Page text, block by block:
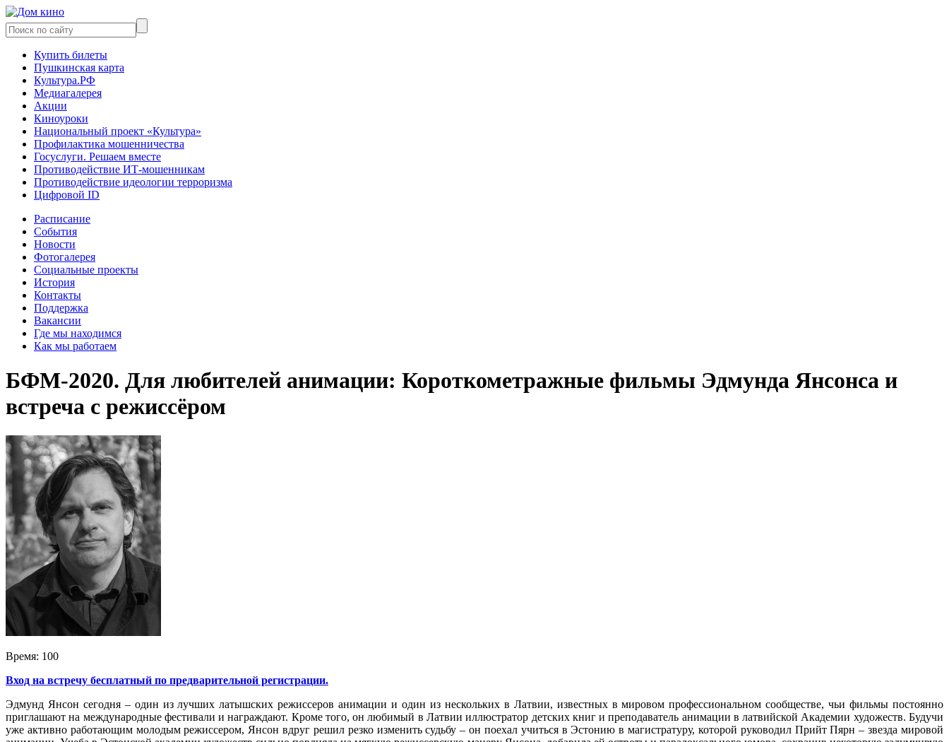
Купить билеты
Пушкинская карта
Культура.РФ
Медиагалерея
Акции
Киноуроки
Национальный проект «Культура»
Профилактика мошенничества
Госуслуги. Решаем вместе
Противодействие ИТ-мошенникам
Противодействие идеологии терроризма
Цифровой ID
Расписание
События
Новости
Фотогалерея
Социальные проекты
История
Контакты
Поддержка
Вакансии
Где мы находимся
Как мы работаем
БФМ-2020. Для любителей анимации: Короткометражные фильмы Эдмунда Янсонса и
встреча с режиссёром
Время: 100
Вход на встречу бесплатный по предварительной регистрации.
Эдмунд Янсон сегодня – один из лучших латышских режиссеров анимации и один из нескольких в Латвии, известных в мировом профессиональном сообществе, чьи фильмы постоянно
приглашают на международные фестивали и награждают. Кроме того, он любимый в Латвии иллюстратор детских книг и преподаватель анимации в латвийской Академии художеств. Будучи
уже активно работающим молодым режиссером, Янсон вдруг решил резко изменить судьбу – он поехал учиться в Эстонию в магистратуру, которой руководил Прийт Пярн – звезда мировой